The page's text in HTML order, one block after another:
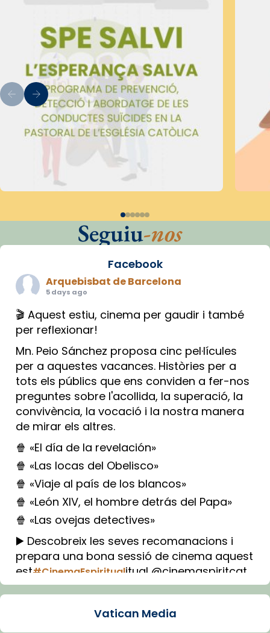
Seguiu-nos
Facebook
Arquebisbat de Barcelona
5 days ago
🎬 Aquest estiu, cinema per gaudir i també
per reflexionar!
Mn. Peio Sánchez proposa cinc pel·lícules
per a aquestes vacances. Històries per a
tots els públics que ens conviden a fer-nos
preguntes sobre l'acollida, la superació, la
convivència, la vocació i la nostra manera
de mirar els altres.
🍿 «El día de la revelación»
🍿 «Las locas del Obelisco»
🍿 «Viaje al país de los blancos»
🍿 «León XIV, el hombre detrás del Papa»
🍿 «Las ovejas detectives»
▶️ Descobreix les seves recomanacions i
prepara una bona sessió de cinema aquest
est#CinemaEspiritualitual @cinemaspiritcat
Imatge: Generada amb IA (OpenAI)
Vatican Media